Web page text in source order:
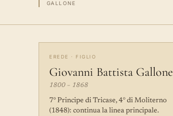
GALLONE
EREDE · FIGLIO
Giovanni Battista Gallone
1800 – 1868
7° Principe di Tricase, 4° di Moliterno
(1848): continua la linea principale.